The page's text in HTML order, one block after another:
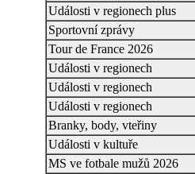
Události v regionech plus
Sportovní zprávy
Tour de France 2026
Události v regionech
Události v regionech
Události v regionech
Branky, body, vteřiny
Události v kultuře
MS ve fotbale mužů 2026